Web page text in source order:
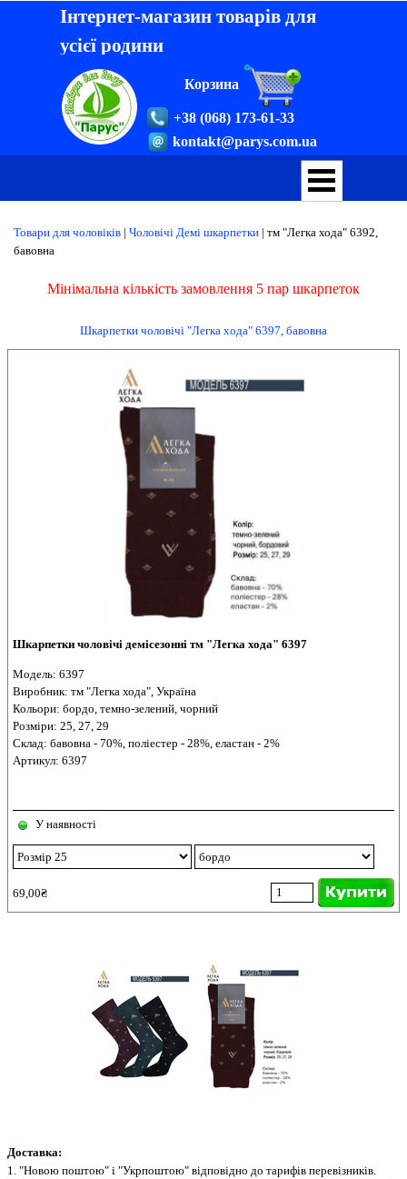
Інтернет-магазин товарів для
усієї родини
+38 (068) 173-61-33
kontakt@parys.com.ua
Корзина
Товари для чоловіків | Чоловічі Демі шкарпетки | тм "Легка хода" 6392,
бавовна
Мінімальна кількість замовлення 5 пар шкарпеток
Шкарпетки чоловічі "Легка хода" 6397, бавовна
Шкарпетки чоловічі демісезонні тм "Легка хода" 6397
Модель: 6397
Виробник: тм "Легка хода", Україна
Кольори: бордо, темно-зелений, чорний
Розміри: 25, 27, 29
Склад: бавовна - 70%, поліестер - 28%, еластан - 2%
Артикул: 6397
У наявності
69,00₴
Доставка:
1. "Новою поштою" і "Укрпоштою" відповідно до тарифів перевізників.